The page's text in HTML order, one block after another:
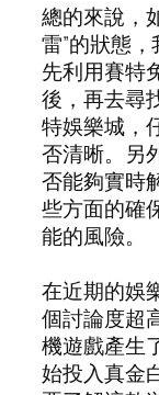
總的來說，
雷”的狀態
先利用賽特
後，再去尋
特娛樂城，
否清晰。另
否能夠實時
些方面的確
能的風險。
在近期的娛
個討論度超
機遊戲產生
始投入真金